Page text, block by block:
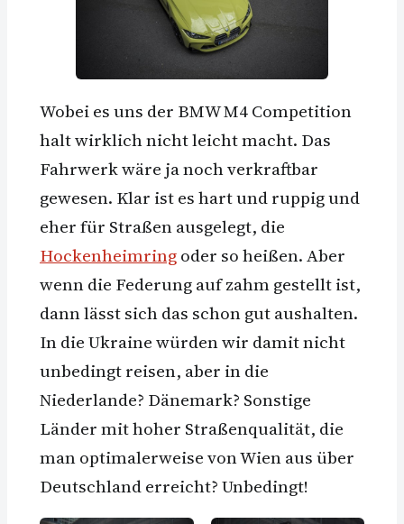
Wobei es uns der BMW M4 Competition
halt wirklich nicht leicht macht. Das
Fahrwerk wäre ja noch verkraftbar
gewesen. Klar ist es hart und ruppig und
eher für Straßen ausgelegt, die
Hockenheimringoder so heißen. Aber
wenn die Federung auf zahm gestellt ist,
dann lässt sich das schon gut aushalten.
In die Ukraine würden wir damit nicht
unbedingt reisen, aber in die
Niederlande? Dänemark? Sonstige
Länder mit hoher Straßenqualität, die
man optimalerweise von Wien aus über
Deutschland erreicht? Unbedingt!